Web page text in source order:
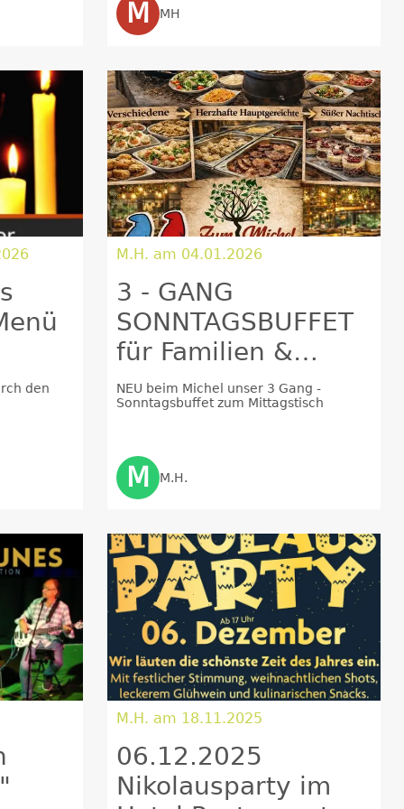
M MH
den
M.H. am 04.01.2026
3 - GANG
SONNTAGSBUFFET
für Familien &
Freunde beim
Michel im Wald
NEU beim Michel unser 3 Gang -
Sonntagsbuffet zum Mittagstisch
M M.H.
M.H. am 18.11.2025
06.12.2025
Nikolausparty im